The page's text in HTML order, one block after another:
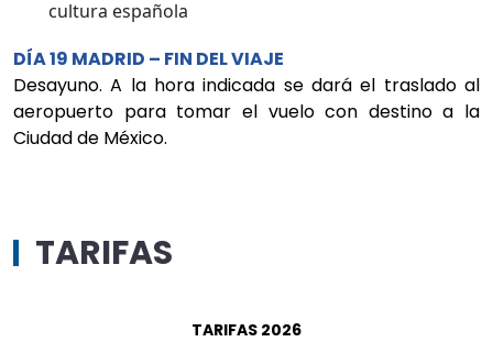
cultura española
DÍA 19 MADRID – FIN DEL VIAJE
Desayuno. A la hora indicada se dará el traslado al
aeropuerto para tomar el vuelo con destino a la
Ciudad de México.
TARIFAS
TARIFAS 2026